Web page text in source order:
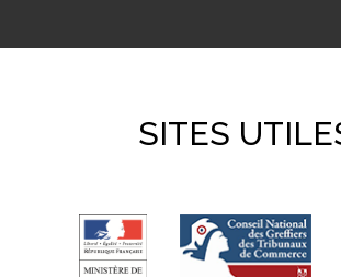
SITES